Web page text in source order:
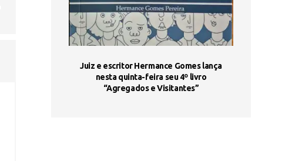
Juiz e escritor Hermance Gomes lança
nesta quinta-feira seu 4º livro
“Agregados e Visitantes”